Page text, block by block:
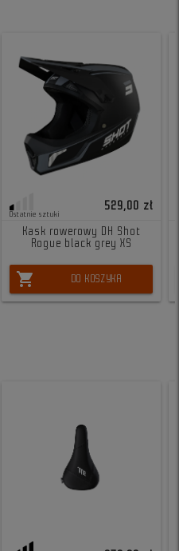
Ostatnie sztuki
529,00 zł
Kask rowerowy DH Shot
Rogue black grey XS
shopping_cart DO KOSZYKA